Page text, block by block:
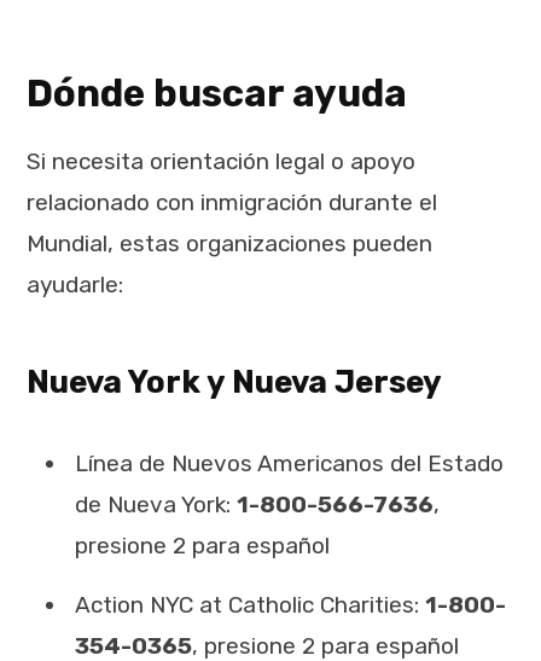
Dónde buscar ayuda
Si necesita orientación legal o apoyo
relacionado con inmigración durante el
Mundial, estas organizaciones pueden
ayudarle:
Nueva York y Nueva Jersey
Línea de Nuevos Americanos del Estado
de Nueva York: 1-800-566-7636,
presione 2 para español
Action NYC at Catholic Charities: 1-800-
354-0365, presione 2 para español